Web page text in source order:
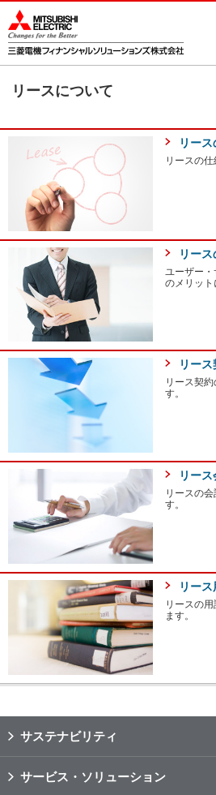
リースについて
リー
リースの仕
リー
ユーザー
のメリット
リー
リース契
す。
リース
リースの
す。
リー
リースの
ます。
サステナビリティ
サービス・ソリューション